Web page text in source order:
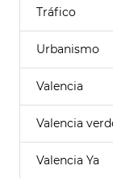
Tráfico
Urbanismo
Valencia
Valencia
Valencia Ya